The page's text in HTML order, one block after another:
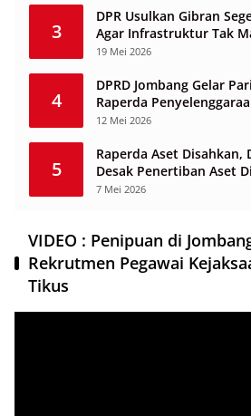
3
DPR Usulkan Gibran
Agar Infrastruktur Tak
19 Mei 2026
4
DPRD Jombang Gelar
Raperda
12 Mei 2026
5
Raperda Aset Disahkan,
Desak Penertiban Aset
7 Mei 2026
VIDEO : Penipuan di
Rekrutmen Pegawai
Tikus